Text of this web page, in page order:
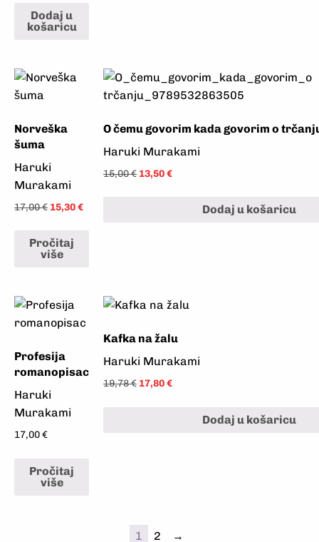
Dodaj u
košaricu
Norveška
šuma
Haruki
Murakami
17,00€ 15,30€
Pročitaj
više
O čemu govorim kada govorim o
Haruki Murakami
15,00€ 13,50€
Dodaj u košaricu
Profesija
romanopisac
Haruki
Murakami
17,00€
Pročitaj
više
Kafka na žalu
Haruki Murakami
19,78€ 17,80€
Dodaj u košaricu
1 2 →